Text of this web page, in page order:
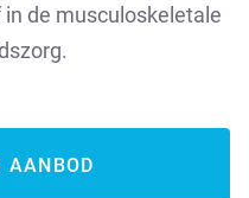
de musculoskeletale
AANBOD